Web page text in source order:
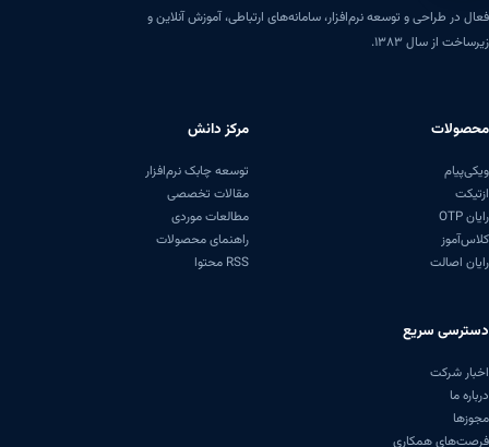
فعال در طراحی و توسعه نرم‌افزار، سامانه‌های ارتباطی، آموزش آنلاین و
زیرساخت از سال ۱۳۸۳.
محصولات
ویکی‌پیام
ازتیکت
رایان OTP
کلاس‌آموز
رایان اصالت
مرکز دانش
توسعه چابک نرم‌افزار
مقالات تخصصی
مطالعات موردی
راهنمای محصولات
RSS محتوا
دسترسی سریع
اخبار شرکت
درباره ما
مجوزها
فرصت‌های همکاری